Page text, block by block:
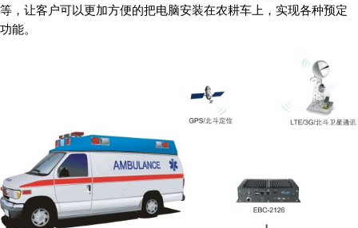
等，让客户可以更加方便的把电脑安装在农耕车上，实现各种预定
功能。